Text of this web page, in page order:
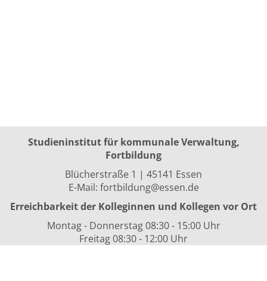
Studieninstitut für kommunale Verwaltung,
Fortbildung
Blücherstraße 1 | 45141 Essen
E-Mail: fortbildung@essen.de
Erreichbarkeit der Kolleginnen und Kollegen vor Ort
Montag - Donnerstag 08:30 - 15:00 Uhr
Freitag 08:30 - 12:00 Uhr